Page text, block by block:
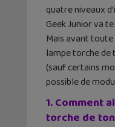
quatre niveaux
Geek Junior va
Mais avant
lampe torche de
(sauf certains
possible de
1. Comment
torche de